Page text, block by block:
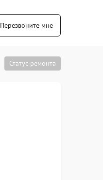
Перезвоните мне
Статус ремонта